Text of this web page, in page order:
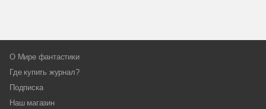
О Мире фантастики
Где купить журнал?
Подписка
Наш магазин